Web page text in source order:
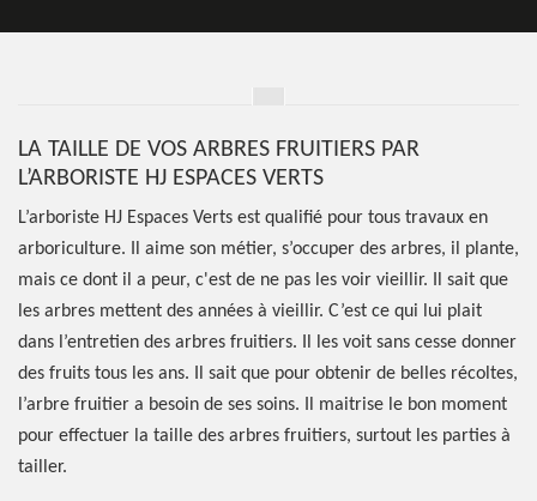
LA TAILLE DE VOS ARBRES FRUITIERS PAR
L’ARBORISTE HJ ESPACES VERTS
L’arboriste HJ Espaces Verts est qualifié pour tous travaux en
arboriculture. Il aime son métier, s’occuper des arbres, il plante,
mais ce dont il a peur, c'est de ne pas les voir vieillir. Il sait que
les arbres mettent des années à vieillir. C’est ce qui lui plait
dans l’entretien des arbres fruitiers. Il les voit sans cesse donner
des fruits tous les ans. Il sait que pour obtenir de belles récoltes,
l’arbre fruitier a besoin de ses soins. Il maitrise le bon moment
pour effectuer la taille des arbres fruitiers, surtout les parties à
tailler.